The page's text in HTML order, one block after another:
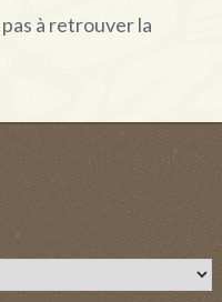
à retrouver la